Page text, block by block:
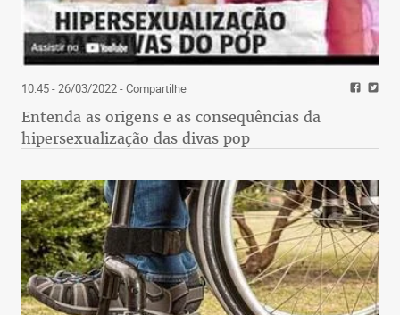
10:45 - 26/03/2022- Compartilhe
Entenda as origens e as consequências da
hipersexualização das divas pop